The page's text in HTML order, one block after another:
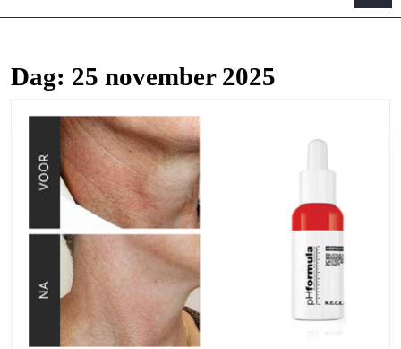
Dag: 25 november 2025